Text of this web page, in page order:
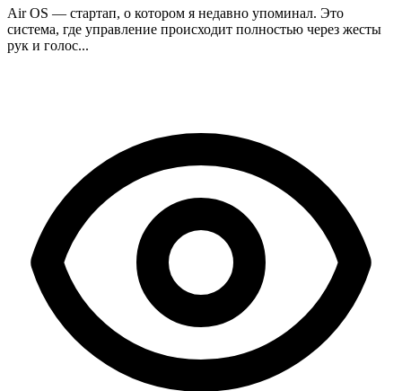
Air OS — стартап, о котором я недавно упоминал. Это
система, где управление происходит полностью через жесты
рук и голос...